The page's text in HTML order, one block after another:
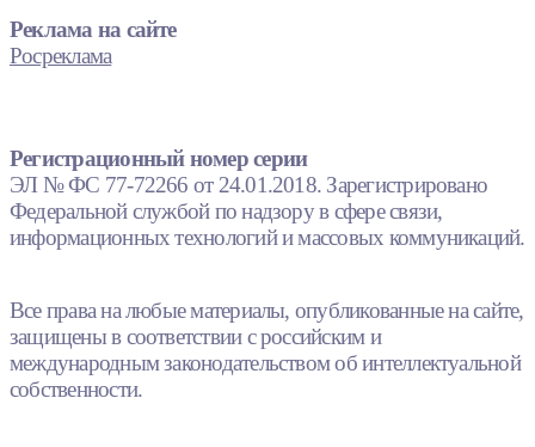
Реклама на сайте
Росреклама
Регистрационный номер серии
ЭЛ № ФС 77-72266 от 24.01.2018. Зарегистрировано
Федеральной службой по надзору в сфере связи,
информационных технологий и массовых коммуникаций.
Все права на любые материалы, опубликованные на сайте,
защищены в соответствии с российским и
международным законодательством об интеллектуальной
собственности.